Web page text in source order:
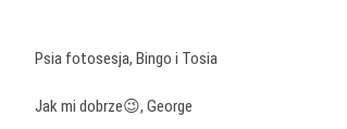
Psia fotosesja, Bingo i Tosia
Jak mi dobrze😉, George